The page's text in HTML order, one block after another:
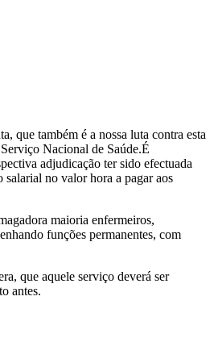
que também é a nossa luta contra esta
Nacional de Saúde.É
adjudicação ter sido efectuada
no valor hora a pagar aos
maioria enfermeiros,
funções permanentes, com
que aquele serviço deverá ser
antes.